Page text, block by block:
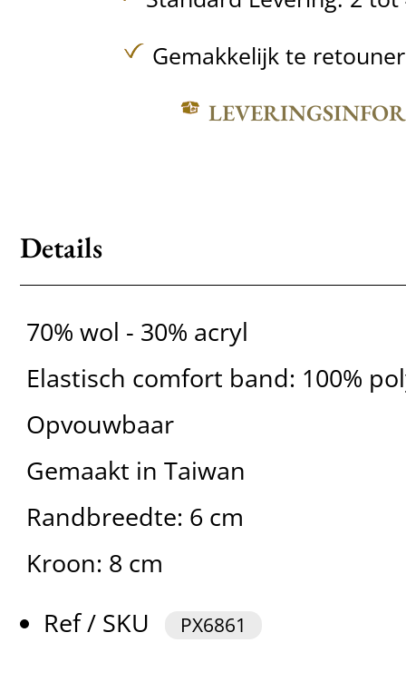
Gemakkelijk te
Details
70% wol - 30% acryl
Elastisch comfort band: 100%
Opvouwbaar
Gemaakt in Taiwan
Randbreedte: 6 cm
Kroon: 8 cm
Ref / SKU
PX6861